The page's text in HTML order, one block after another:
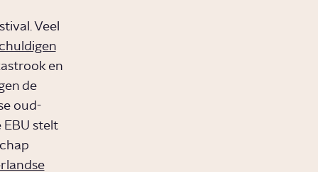
Veel
en
de
oud-
stelt